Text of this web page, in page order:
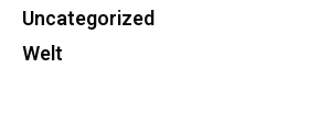
Uncategorized
Welt